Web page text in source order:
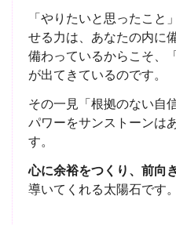
「やりたいと思ったこと
せる力は、あなたの内に
備わっているからこそ、
が出てきているのです。
その一見「根拠のない自
パワーをサンストーンは
す。
心に余裕をつくり、前向
導いてくれる太陽石です。